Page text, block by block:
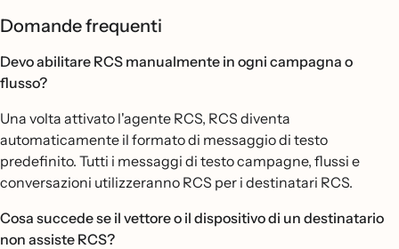
Domande frequenti
Devo abilitare RCS manualmente in ogni campagna o
flusso?
Una volta attivato l'agente RCS, RCS diventa
automaticamente il formato di messaggio di testo
predefinito. Tutti i messaggi di testo campagne, flussi e
conversazioni utilizzeranno RCS per i destinatari RCS.
Cosa succede se il vettore o il dispositivo di un destinatario
non assiste RCS?